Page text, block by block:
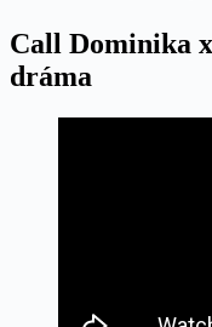
Call Dominika
dráma